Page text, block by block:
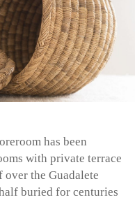
has been
with private terrace
the Guadalete
buried for centuries